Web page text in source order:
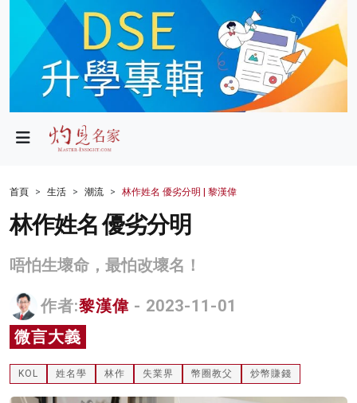
政局
財經
生活
科技
影片
名家榜
首頁 生活 潮流 林作姓名 優劣分明 | 黎漢偉
林作姓名 優劣分明
唔怕生壞命，最怕改壞名！
作者:黎漢偉 - 2023-11-01
微言大義
KOL 姓名學 林作 失業界 幣圈教父 炒幣賺錢